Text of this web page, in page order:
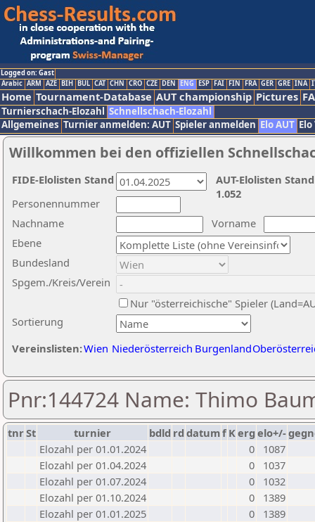
Logged on: Gast
Arabic ARM AZE BIH BUL CAT CHN CRO CZE DEN ENG ESP FAI FIN FRA GER GRE INA
Home Tournament-Database AUT championship Pictures
Turnierschach-Elozahl Schnellschach-Elozahl
Allgemeines Turnier anmelden: AUT Spieler anmelden Elo AUT
Willkommen bei den offiziellen
Nachname
Vorname
Ebene
Sortierung
Personennummer
Bundesland
Spgem./Kreis/Verein
Nur "österreichische" Spieler
Vereinslisten:Wien Niederösterreich Burgenland
AUT-Elolisten
1.052
FIDE-Elolisten Stand
Pnr:144724 Name: Thimo
tnrSt turnier bdld rd datumf Kerg elo+/-
Elozahl per 01.01.2024
0
1087
Elozahl per 01.04.2024
0
1037
Elozahl per 01.07.2024
0
1032
Elozahl per 01.10.2024
0
1389
Elozahl per 01.01.2025
0
1389